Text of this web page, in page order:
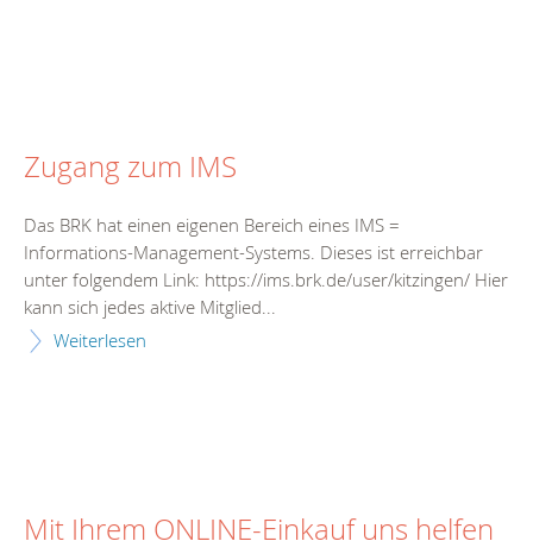
Zugang zum IMS
Das BRK hat einen eigenen Bereich eines IMS =
Informations-Management-Systems. Dieses ist erreichbar
unter folgendem Link: https://ims.brk.de/user/kitzingen/ Hier
kann sich jedes aktive Mitglied...
Weiterlesen
Mit Ihrem ONLINE-Einkauf uns helfen